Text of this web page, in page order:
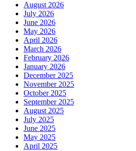
August 2026
July 2026
June 2026
May 2026
April 2026
March 2026
February 2026
January 2026
December 2025
November 2025
October 2025
September 2025
August 2025
July 2025
June 2025
May 2025
April 2025